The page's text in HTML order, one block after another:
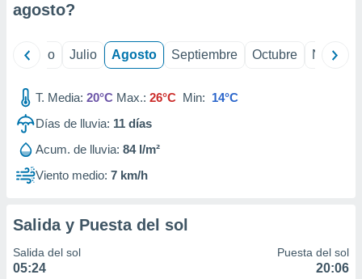
agosto?
Junio Julio Agosto Septiembre Octubre
T. Media: 20°C Max.: 26°C Min: 14°C
Días de lluvia: 11 días
Acum. de lluvia: 84 l/m²
Viento medio: 7 km/h
Salida y Puesta del sol
Salida del sol
05:24
Puesta del sol
20:06